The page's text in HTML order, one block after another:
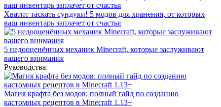
Хватит таскать сундуки! 5 модов для хранения, от которых
ваш инвентарь заплачет от счастья
5 недооценённых механик Minecraft, которые заслуживают
вашего внимания
Руководства
Магия крафта без модов: полный гайд по созданию
кастомных рецептов в Minecraft 1.13+